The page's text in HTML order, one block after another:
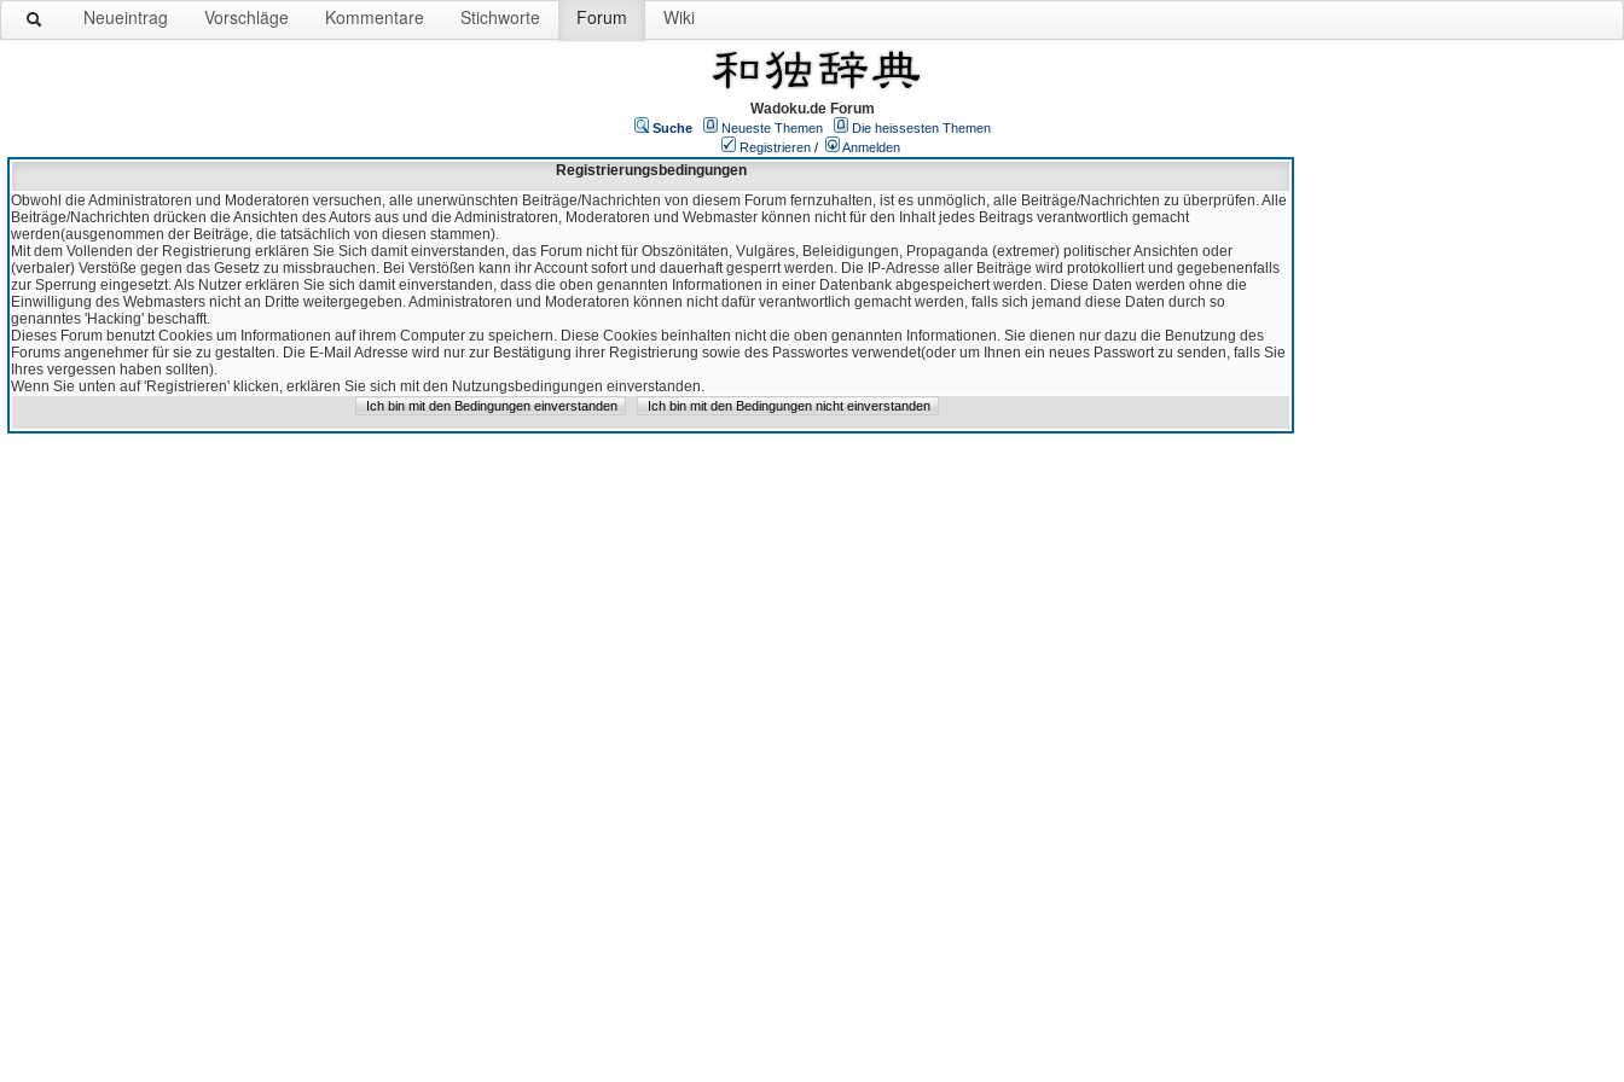
Neueintrag Vorschläge Kommentare Stichworte Forum Wiki
Wadoku.de Forum
Suche Neueste Themen
Die heissesten Themen
Registrieren / Anmelden
Registrierungsbedingungen
Obwohl die Administratoren und Moderatoren versuchen, alle unerwünschten Beiträge/Nachrichten von diesem Forum fernzuhalten, ist es unmöglich, alle Beiträge/Nachrichten zu überprüfen. Alle
Beiträge/Nachrichten drücken die Ansichten des Autors aus und die Administratoren, Moderatoren und Webmaster können nicht für den Inhalt jedes Beitrags verantwortlich gemacht
werden(ausgenommen der Beiträge, die tatsächlich von diesen stammen).
Mit dem Vollenden der Registrierung erklären Sie Sich damit einverstanden, das Forum nicht für Obszönitäten, Vulgäres, Beleidigungen, Propaganda (extremer) politischer Ansichten oder
(verbaler) Verstöße gegen das Gesetz zu missbrauchen. Bei Verstößen kann ihr Account sofort und dauerhaft gesperrt werden. Die IP-Adresse aller Beiträge wird protokolliert und gegebenenfalls
zur Sperrung eingesetzt. Als Nutzer erklären Sie sich damit einverstanden, dass die oben genannten Informationen in einer Datenbank abgespeichert werden. Diese Daten werden ohne die
Einwilligung des Webmasters nicht an Dritte weitergegeben. Administratoren und Moderatoren können nicht dafür verantwortlich gemacht werden, falls sich jemand diese Daten durch so
genanntes 'Hacking' beschafft.
Dieses Forum benutzt Cookies um Informationen auf ihrem Computer zu speichern. Diese Cookies beinhalten nicht die oben genannten Informationen. Sie dienen nur dazu die Benutzung des
Forums angenehmer für sie zu gestalten. Die E-Mail Adresse wird nur zur Bestätigung ihrer Registrierung sowie des Passwortes verwendet(oder um Ihnen ein neues Passwort zu senden, falls Sie
Ihres vergessen haben sollten).
Wenn Sie unten auf 'Registrieren' klicken, erklären Sie sich mit den Nutzungsbedingungen einverstanden.